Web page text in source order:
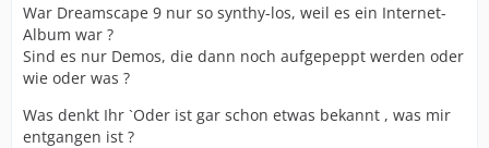
War Dreamscape 9 nur so synthy-los, weil es ein Internet-
Album war ?
Sind es nur Demos, die dann noch aufgepeppt werden oder
wie oder was ?
Was denkt Ihr `Oder ist gar schon etwas bekannt , was mir
entgangen ist ?